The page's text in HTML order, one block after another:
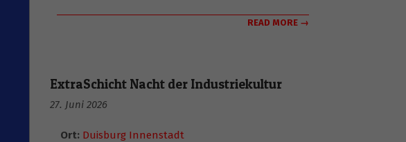
READ MORE →
ExtraSchicht Nacht der Industriekultur
27. Juni 2026
Ort: Duisburg Innenstadt